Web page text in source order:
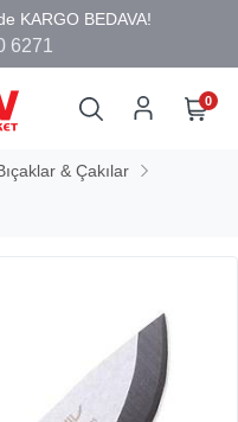
6271
0
& Çakılar